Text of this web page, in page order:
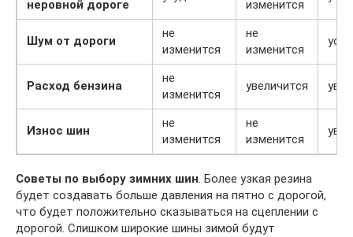
неровной дороге
изменится
Шум от дороги
не
изменится
не
изменится
Расход бензина
не
изменится
увеличится
Износ шин
не
изменится
не
изменится
Советы по выбору зимних шин. Более узкая резина
будет создавать больше давления на пятно с дорогой,
что будет положительно сказываться на сцеплении с
дорогой. Слишком широкие шины зимой будут